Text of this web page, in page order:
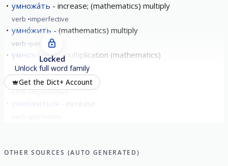
умножа́ть increase; (mathematics) multiply
verb imperfective
умно́жить (mathematics) multiply
verb perfective
умноже́ние multiplication (mathematics)
noun neuter
умножа́ться increase
verb imperfective
умно́житься
Locked
Unlock full word family
Get the Dict+ Account
OTHER SOURCES (AUTO GENERATED)